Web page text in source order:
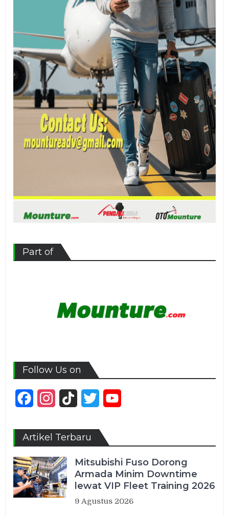
Part of
Follow Us on
FacebookInstagram
TikTok Twitter
Artikel Terbaru
Mitsubishi Fuso Dorong
Armada Minim Downtime
lewat VIP Fleet Training 2026
9 Agustus 2026